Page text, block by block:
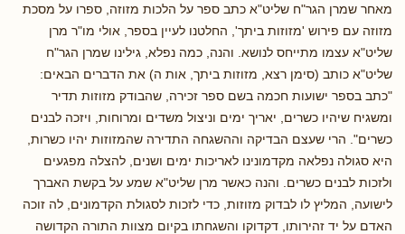
מאחר שמרן הגר"ח שליט"א כתב ספר על הלכות מזוזה, ספרו על מסכת
מזוזה עם פירוש 'מזוזות ביתך', החלטנו לעיין בספר, אולי מו"ר מרן
שליט"א עצמו מתייחס לנושא. והנה, כמה נפלא, גילינו שמרן הגר"ח
שליט"א כותב (סימן רצא, מזוזות ביתך, אות ה) את הדברים הבאים:
"כתב בספר ישועות חכמה בשם ספר זכירה, שהבודק מזוזות תדיר
ומשגיח שיהיו כשרים, יאריך ימים וניצול משדים ומרוחות, ויזכה לבנים
כשרים". הרי שעצם הבדיקה וההשגחה התדירה שהמזוזות יהיו כשרות,
היא סגולה נפלאה מקדמונינו לאריכות ימים ושנים, להצלה מפגעים
ולזכות לבנים כשרים. והנה כאשר מרן שליט"א שמע על בקשת האברך
לישועה, המליץ לו לבדוק מזוזות, כדי לזכות לסגולת הקדמונים, לה זוכה
האדם על יד זהירותו, דקדוקו והשגחתו בקיום מצוות התורה הקדושה